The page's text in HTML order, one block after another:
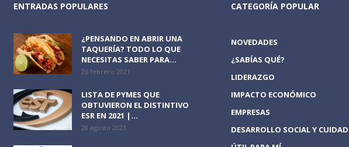
ENTRADAS POPULARES
¿PENSANDO EN ABRIR UNA
TAQUERÍA? TODO LO QUE
NECESITAS SABER PARA...
26 febrero 2021
LISTA DE PYMES QUE
OBTUVIERON EL DISTINTIVO
ESR EN 2021 |...
28 agosto 2021
CATEGORÍA POPULAR
NOVEDADES
¿SABÍAS QUÉ?
LIDERAZGO
IMPACTO ECONÓMICO
EMPRESAS
DESARROLLO SOCIAL Y